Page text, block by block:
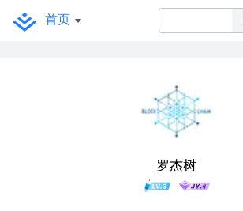
首页
罗杰树